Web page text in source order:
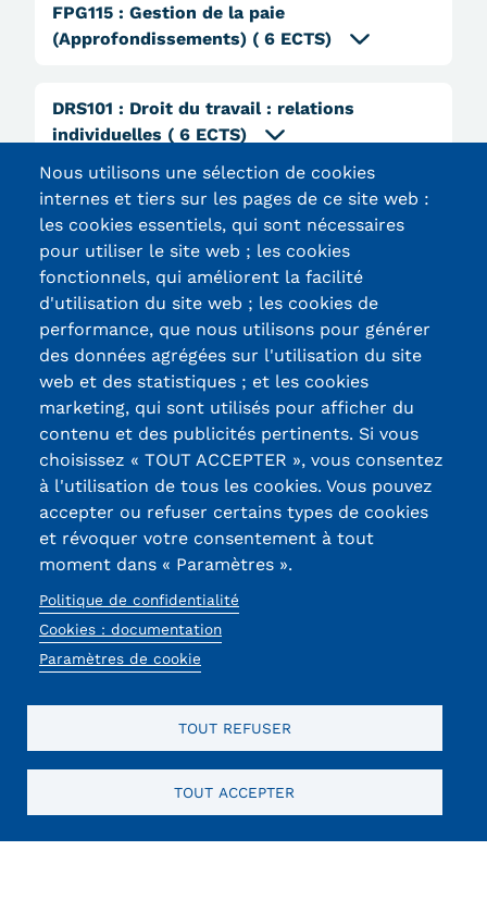
Validation des études
Validation des acquis
professionnels et personnels
(VAPP)
Infos pratiques
Discrimination/égalité/mixité
Handi'Cnam
Témoignages
Statistiques
FAQ
Lexique
Qualiopi
Mobilité internationale et
Erasmus
Règlement intérieur
FPG115 : Gestion de la paie
(Approfondissements) ( 6 ECTS)
DRS101 : Droit du travail : relations
individuelles ( 6 ECTS)
13, Rue Ernest
Thierry-Mieg
90010 BELFORT
Cedex
03 84 58 33 10
Réseaux
sociaux
Certifications /
Labels qualité
Menu
RGPD
Nous utilisons une sélection de cookies
internes et tiers sur les pages de ce site web :
les cookies essentiels, qui sont nécessaires
pour utiliser le site web ; les cookies
fonctionnels, qui améliorent la facilité
d'utilisation du site web ; les cookies de
performance, que nous utilisons pour générer
des données agrégées sur l'utilisation du site
web et des statistiques ; et les cookies
marketing, qui sont utilisés pour afficher du
contenu et des publicités pertinents. Si vous
choisissez « TOUT ACCEPTER », vous consentez
à l'utilisation de tous les cookies. Vous pouvez
accepter ou refuser certains types de cookies
et révoquer votre consentement à tout
moment dans « Paramètres ».
Politique de confidentialité
Cookies : documentation
Paramètres de cookie
TOUT REFUSER
TOUT ACCEPTER